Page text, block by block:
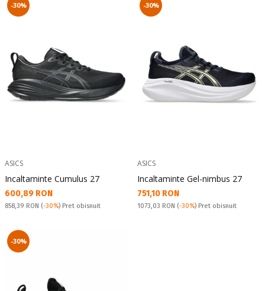
-30%
ASICS
Incaltaminte Cumulus 27
Текуща цена:
600,89 RON
Pret obisnuit:
858,39 RON (-30%) Pret obisnuit
-30%
ASICS
Incaltaminte Gel-nimbus 27
Текуща цена:
751,10 RON
Pret obisnuit:
1073,03 RON (-30%) Pret obisnuit
-30%